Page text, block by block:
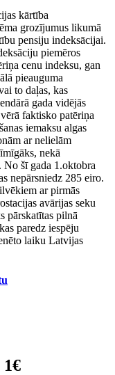
grozījumus likumā
pensiju indeksācijai.
piemēros
cenu indeksu, gan
pieauguma
to daļas, kas
gada vidējās
faktisko patēriņa
iemaksu algas
ar nelielām
nekā
No šī gada 1.oktobra
nepārsniedz 285 eiro.
ar pirmās
avārijas seku
pārskatītas pilnā
paredz iespēju
laiku Latvijas
1€